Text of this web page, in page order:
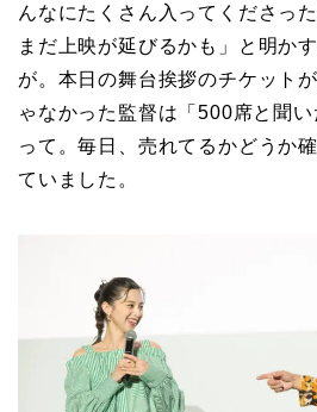
んなにたくさん入ってくださっ
まだ上映が延びるかも」と明か
が。本日の舞台挨拶のチケット
ゃなかった監督は「500席と聞
って。毎日、売れてるかどうか
ていました。